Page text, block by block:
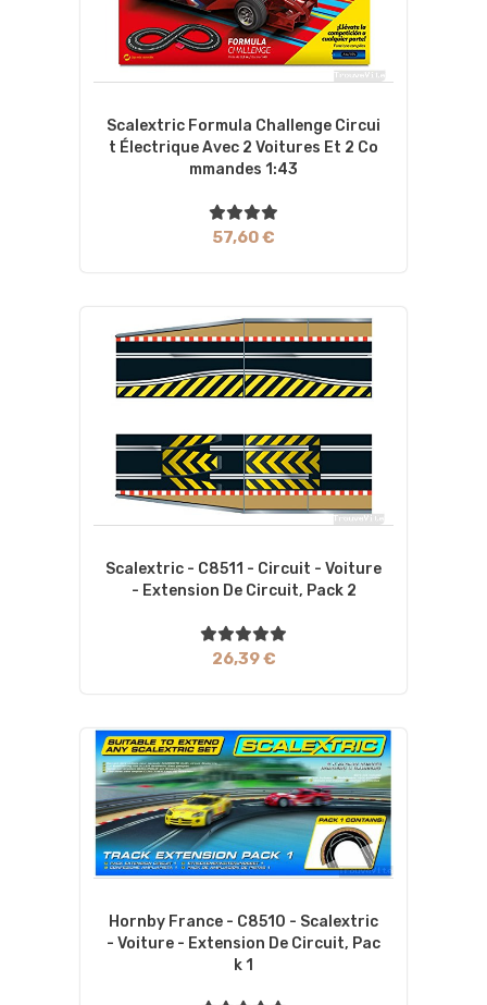
Scalextric Formula Challenge Circui
T Électrique Avec 2 Voitures Et 2 Co
Mmandes 1:43
57,60 €
Scalextric - C8511 - Circuit - Voiture
- Extension De Circuit, Pack 2
26,39 €
Hornby France - C8510 - Scalextric
- Voiture - Extension De Circuit, Pac
K 1